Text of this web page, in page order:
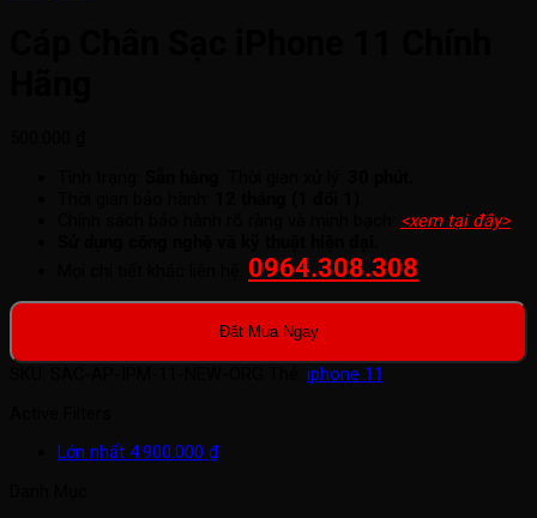
<xem tại đây>.
0964.308.308
Đặt Mua Ngay
iphone 11
Lớn nhất 4.900.000 ₫